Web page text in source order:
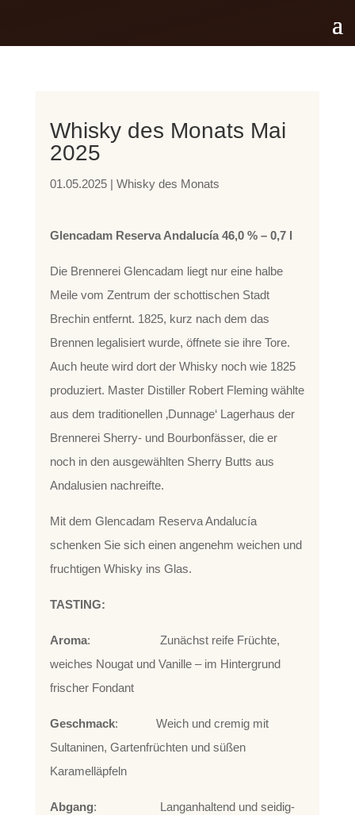
Whisky des Monats Mai
2025
01.05.2025| Whisky des Monats
Glencadam Reserva Andalucía 46,0 % – 0,7 l
Die Brennerei Glencadam liegt nur eine halbe
Meile vom Zentrum der schottischen Stadt
Brechin entfernt. 1825, kurz nach dem das
Brennen legalisiert wurde, öffnete sie ihre Tore.
Auch heute wird dort der Whisky noch wie 1825
produziert. Master Distiller Robert Fleming wählte
aus dem traditionellen ‚Dunnage‘ Lagerhaus der
Brennerei Sherry- und Bourbonfässer, die er
noch in den ausgewählten Sherry Butts aus
Andalusien nachreifte.
Mit dem Glencadam Reserva Andalucía
schenken Sie sich einen angenehm weichen und
fruchtigen Whisky ins Glas.
TASTING:
Aroma: Zunächst reife Früchte,
weiches Nougat und Vanille – im Hintergrund
frischer Fondant
Geschmack: Weich und cremig mit
Sultaninen, Gartenfrüchten und süßen
Karamelläpfeln
Abgang: Langanhaltend und seidig-